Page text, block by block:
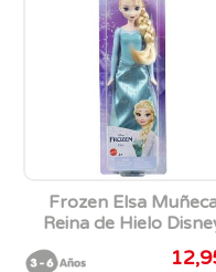
Frozen Elsa
Reina de Hielo